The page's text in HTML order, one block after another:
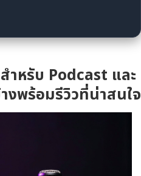
หรับ Podcast และ
งพร้อมรีวิวที่น่าสนใจ